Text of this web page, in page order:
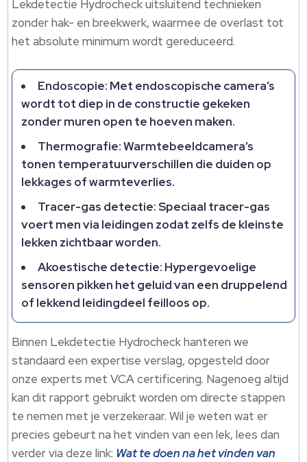
Lekdetectie Hydrocheck uitsluitend technieken
zonder hak- en breekwerk, waarmee de overlast tot
het absolute minimum wordt gereduceerd.​
Endoscopie: Met endoscopische camera’s
wordt tot diep in de constructie gekeken
zonder muren open te hoeven maken.​
Thermografie: Warmtebeeldcamera’s
tonen temperatuurverschillen die duiden op
lekkages of warmteverlies.​
Tracer-gas detectie: Speciaal tracer-gas
voert men via leidingen zodat zelfs de kleinste
lekken zichtbaar worden.​
Akoestische detectie: Hypergevoelige
sensoren pikken het geluid van een druppelend
of lekkend leidingdeel feilloos op.​
Binnen Lekdetectie Hydrocheck hanteren we
standaard een expertise verslag, opgesteld door
onze experts met VCA certificering.​ Nagenoeg altijd
kan dit rapport gebruikt worden om directe stappen
te nemen met je verzekeraar.​ Wil je weten wat er
precies gebeurt na het vinden van een lek, lees dan
verder via deze link: Wat te doen na het vinden van